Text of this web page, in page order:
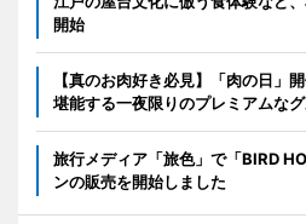
開始
【真のお肉好き必見】「肉の日」
堪能する一夜限りのプレミアムなグ
旅行メディア「旅色」で「BIRD
ンの販売を開始しました